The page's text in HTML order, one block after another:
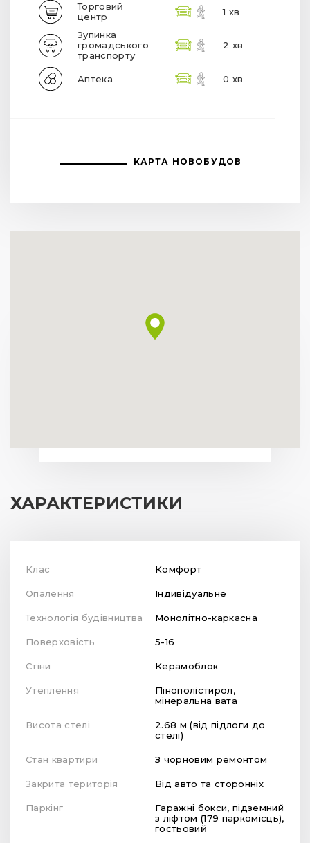
Торговий
центр
1 хв
Зупинка
громадського
транспорту
2 хв
Аптека 0 хв
КАРТА НОВОБУДОВ
ХАРАКТЕРИСТИКИ
Клас Комфорт
Опалення Індивідуальне
Технологія будівництва Монолітно-каркасна
Поверховість 5-16
Стіни Керамоблок
Утеплення
Пінополістирол,
мінеральна вата
Висота стелі
2.68 м (від підлоги до
стелі)
Стан квартири З чорновим ремонтом
Закрита територія Від авто та сторонніх
Паркінг
Гаражні бокси, підземний
з ліфтом (179 паркомісць),
гостьовий